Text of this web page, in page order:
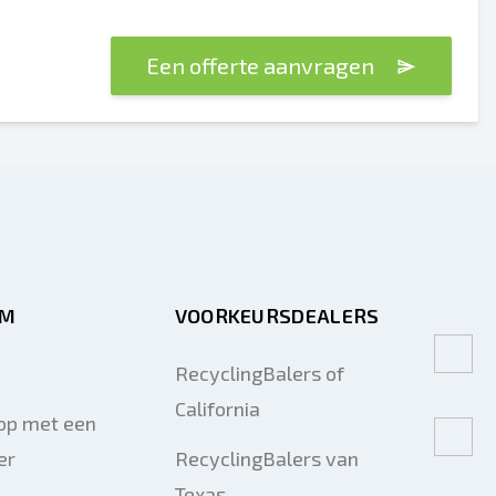
Een offerte aanvragen
met een
VOORKEURSDEALERS
RecyclingBalers of
California
RecyclingBalers van